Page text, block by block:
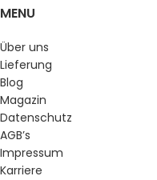
MENU
Über uns
Lieferung
Blog
Magazin
Datenschutz
AGB’s
Impressum
Karriere